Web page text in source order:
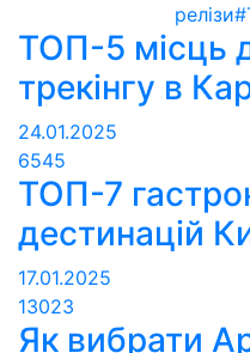
релізи
ТОП-5 місць
трекінгу в
24.01.2025
6545
ТОП-7
дестинацій
17.01.2025
13023
Як вибрати